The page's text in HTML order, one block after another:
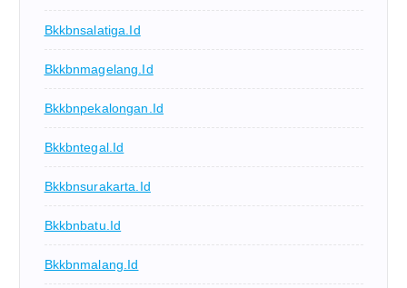
Bkkbnsalatiga.id
Bkkbnmagelang.id
Bkkbnpekalongan.id
Bkkbntegal.id
Bkkbnsurakarta.id
Bkkbnbatu.id
Bkkbnmalang.id